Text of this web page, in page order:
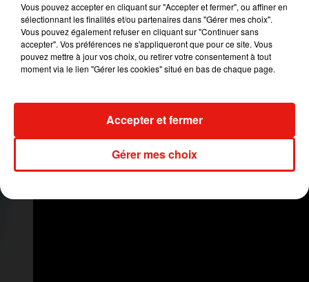
Castano, alias ‘’Llane’’ au début de cette année,
El Profe, Pablito et Dim ont su rapidement
rebondir en recrutant un nouveau membre : le
chanteur Lorduy. Ce dernier a su rapidement
trouver sa place au sein du groupe, comme nous
le plateau de la version hispanique de
Kidspour un live de la chansonTe Ví.
Vous pouvez accepter en cliquant sur "Accepter et fermer", ou affiner en
sélectionnant les finalités et/ou partenaires dans "Gérer mes choix".
Vous pouvez également refuser en cliquant sur "Continuer sans
accepter". Vos préférences ne s'appliqueront que pour ce site. Vous
pouvez mettre à jour vos choix, ou retirer votre consentement à tout
moment via le lien "Gérer les cookies" situé en bas de chaque page.
Gérer mes choix
Accepter et fermer